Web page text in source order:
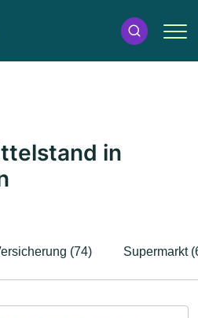
in
(74) Supermarkt